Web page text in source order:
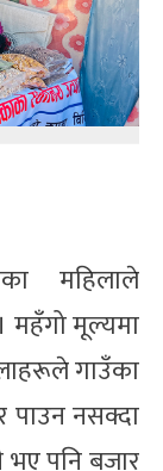
महिलाले
महँगो मूल्यमा
गाउँका
पाउन नसक्दा
पनि बजार